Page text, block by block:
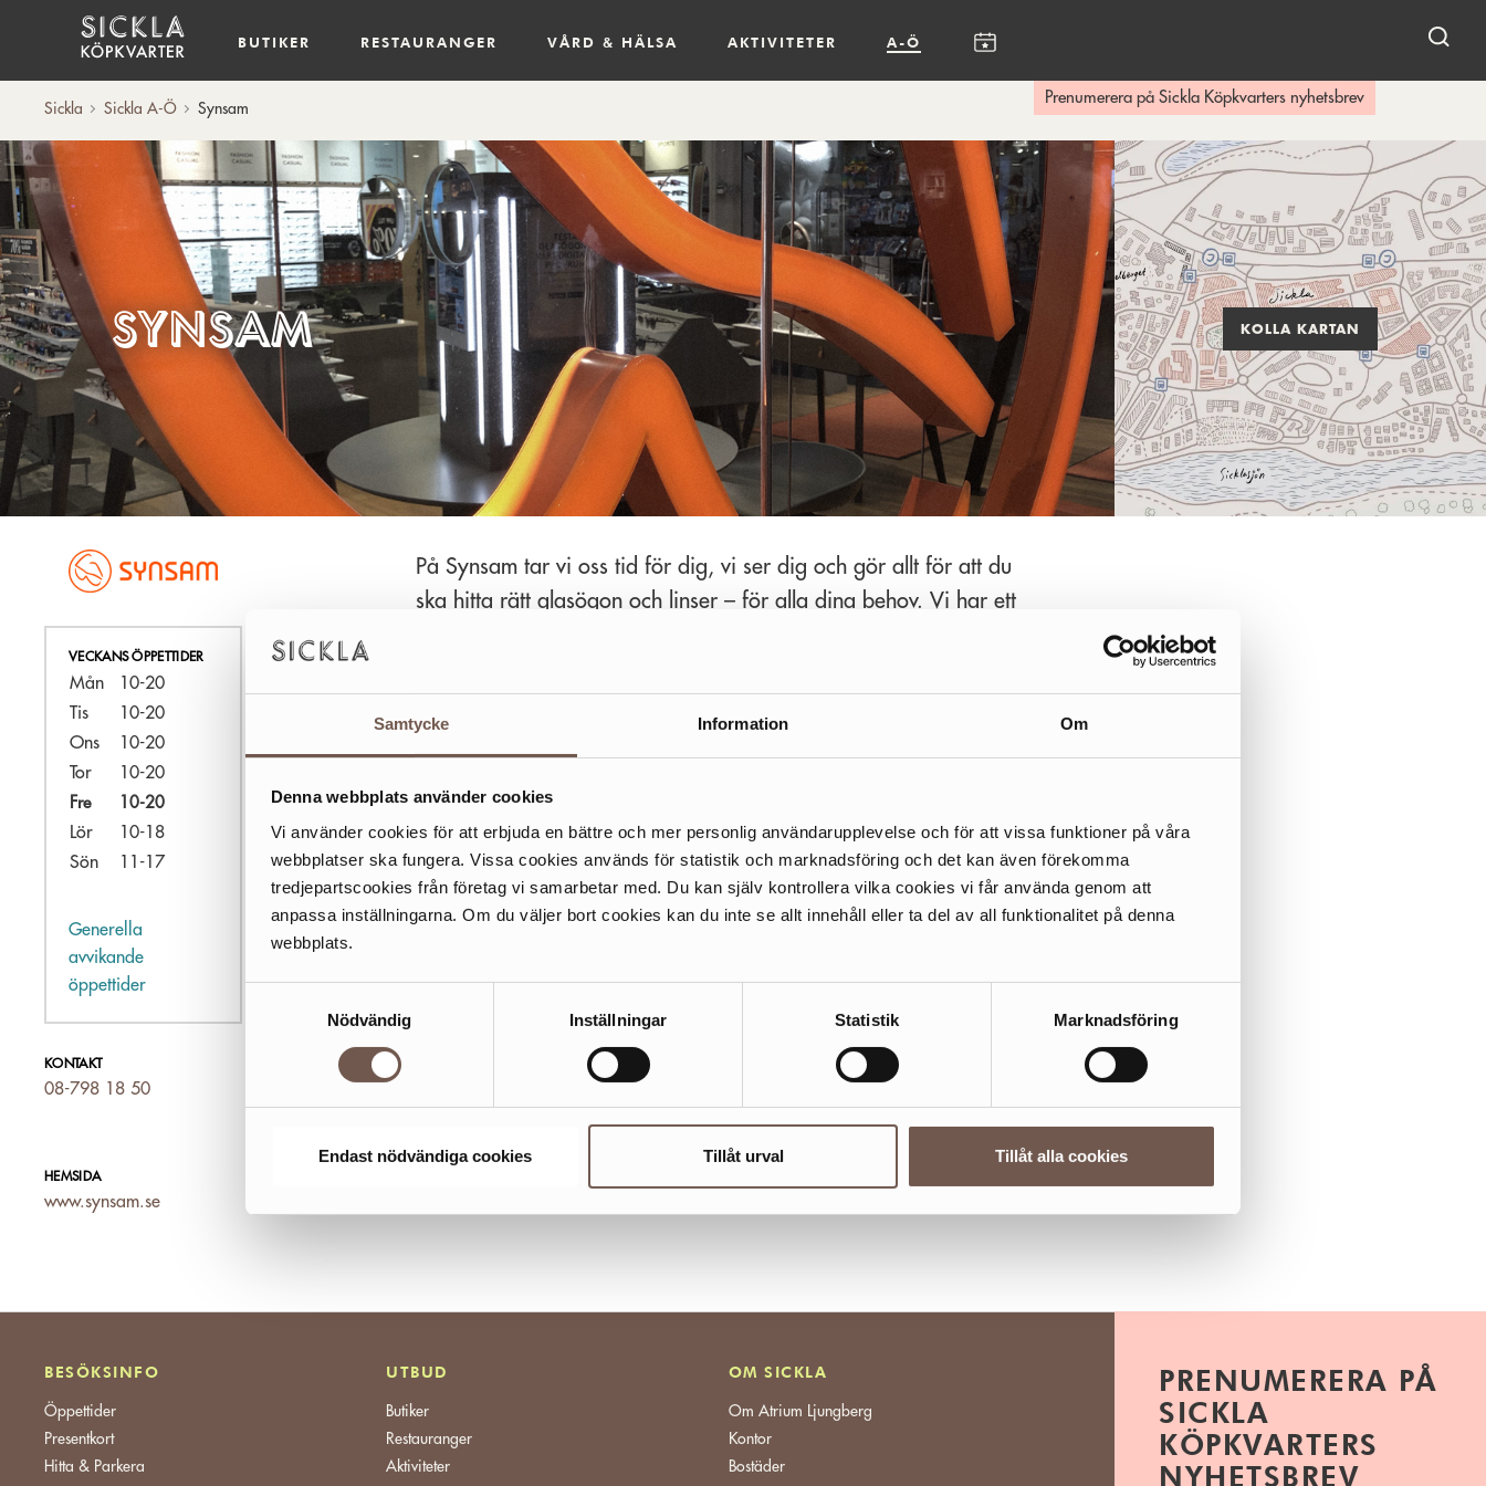
Samtycke Information Om
Denna webbplats använder cookies
Vi använder cookies för att erbjuda en bättre och mer personlig användarupplevelse och för att vissa funktioner på våra
webbplatser ska fungera. Vissa cookies används för statistik och marknadsföring och det kan även förekomma
tredjepartscookies från företag vi samarbetar med. Du kan själv kontrollera vilka cookies vi får använda genom att
anpassa inställningarna. Om du väljer bort cookies kan du inte se allt innehåll eller ta del av all funktionalitet på denna
webbplats.
Nödvändig
Inställningar Statistik Marknadsföring
Endast nödvändiga cookies Tillåt urval Tillåt alla cookies
BUTIKER RESTAURANGER VÅRD & HÄLSA AKTIVITETER A-Ö
Prenumerera på Sickla Köpkvarters nyhetsbrev
Sickla Sickla A-Ö Synsam
Synsam KOLLA KARTAN
VECKANS ÖPPETTIDER
Mån
10-20
Tis
10-20
Ons
10-20
Tor
10-20
Fre 10-20
Lör
10-18
Sön
11-17
Generella
avvikande
öppettider
KONTAKT
08-798 18 50
HEMSIDA
www.synsam.se
På Synsam tar vi oss tid för dig, vi ser dig och gör allt för att du
ska hitta rätt glasögon och linser – för alla dina behov. Vi har ett
Upptäck våra klimatsmarta bågkollektioner som Fellepini x Sea2See – bågar
efter din plånbok utan oväntade utgifter. Välj tre produkter eller fler från hela vårt sortiment.
Dubetalar inget i dagoch allt ingår till en fast månadskostnad.
Våra legitimerade optiker ser till hela din ögonhälsa och här bokar du synundersökning Boka
synunderundersökning
BESÖKSINFO
Öppettider
Presentkort
Hitta & Parkera
UTBUD
Butiker
Restauranger
Aktiviteter
OM SICKLA
Om Atrium Ljungberg
Kontor
Bostäder
PRENUMERERA PÅ
SICKLA
KÖPKVARTERS
NYHETSBREV